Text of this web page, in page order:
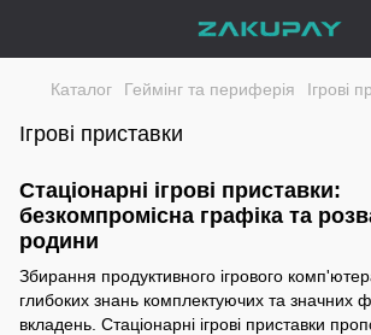
Каталог Геймінг та периферія Ігрові
Ігрові приставки
Стаціонарні ігрові приставки:
безкомпромісна графіка та
родини
Збирання продуктивного ігрового
глибоких знань комплектуючих та значних
вкладень. Стаціонарні ігрові приставки